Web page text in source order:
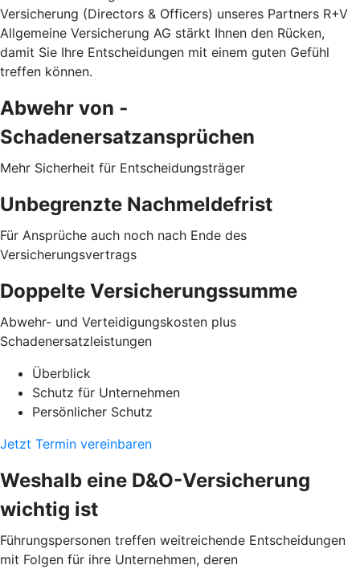
Versicherung (Directors & Officers) unseres Partners R+V
Allgemeine Versicherung AG stärkt Ihnen den Rücken,
damit Sie Ihre Entscheidungen mit einem guten Gefühl
treffen können.
Abwehr von ­
Schadenersatzansprüchen
Mehr Sicherheit für Entscheidungsträger
Unbegrenzte Nachmeldefrist
Für Ansprüche auch noch nach Ende des
Versicherungsvertrags
Doppelte Versicherungssumme
Abwehr- und Verteidigungskosten plus
Schadenersatzleistungen
Überblick
Schutz für Unternehmen
Persönlicher Schutz
Jetzt Termin vereinbaren
Weshalb eine D&O-Versicherung
wichtig ist
Führungspersonen treffen weitreichende Entscheidungen
mit Folgen für ihre Unternehmen, deren